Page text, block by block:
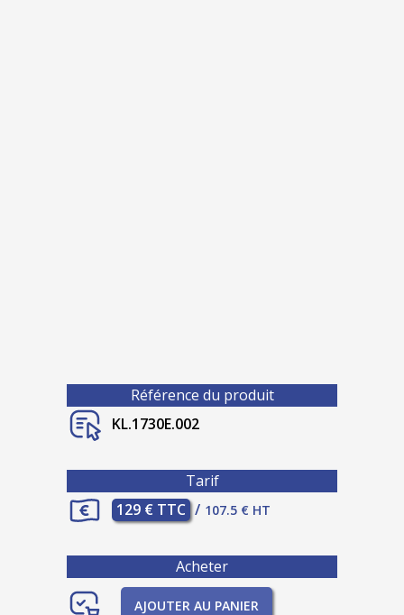
Référence du produit
KL.1730E.002
Tarif
129 € TTC / 107.5 € HT
Acheter
AJOUTER AU PANIER